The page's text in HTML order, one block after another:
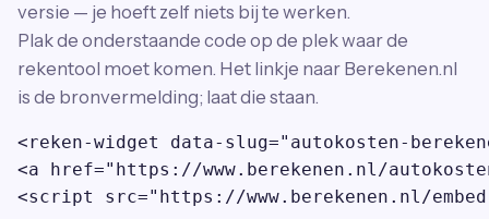
versie — je hoeft zelf niets bij te werken.
Plak de onderstaande code op de plek waar de
rekentool moet komen. Het linkje naar Berekenen.nl
is de bronvermelding; laat die staan.
<reken-widget data-slug="autokosten-
<a href="https://www.berekenen.nl/
<script src="https://www.berekenen.nl/